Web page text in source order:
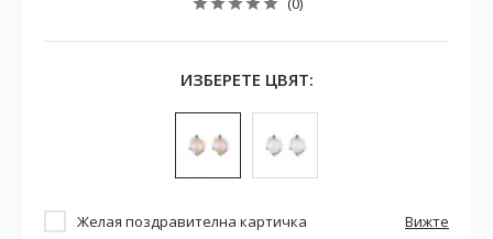
ИЗБЕРЕТЕ ЦВЯТ:
Желая поздравителна картичка Вижте